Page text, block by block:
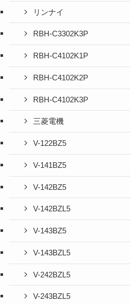
リンナイ
RBH-C3302K3P
RBH-C4102K1P
RBH-C4102K2P
RBH-C4102K3P
三菱電機
V-122BZ5
V-141BZ5
V-142BZ5
V-142BZL5
V-143BZ5
V-143BZL5
V-242BZL5
V-243BZL5